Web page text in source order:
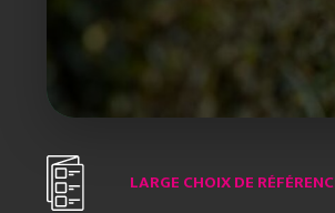
LARGE CHOIX DE